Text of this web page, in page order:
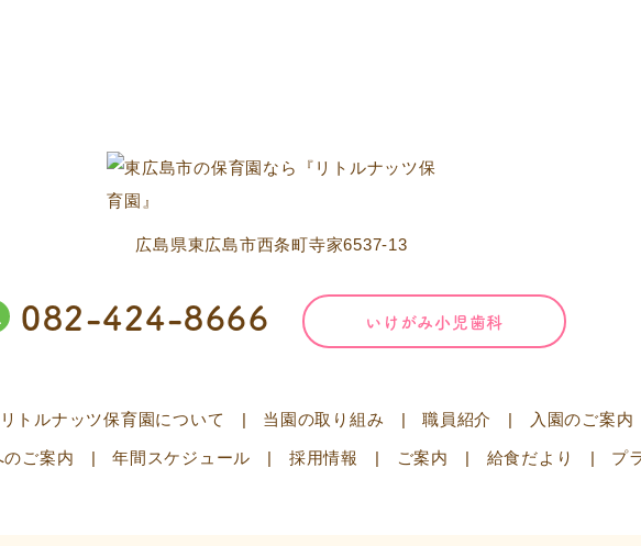
広島県東広島市西条町寺家6537‐13
082-424-8666 いけがみ小児歯科
リトルナッツ保育園について 当園の取り組み 職員紹介 入園のご案内
ご案内 年間スケジュール 採用情報 ご案内 給食だより プ